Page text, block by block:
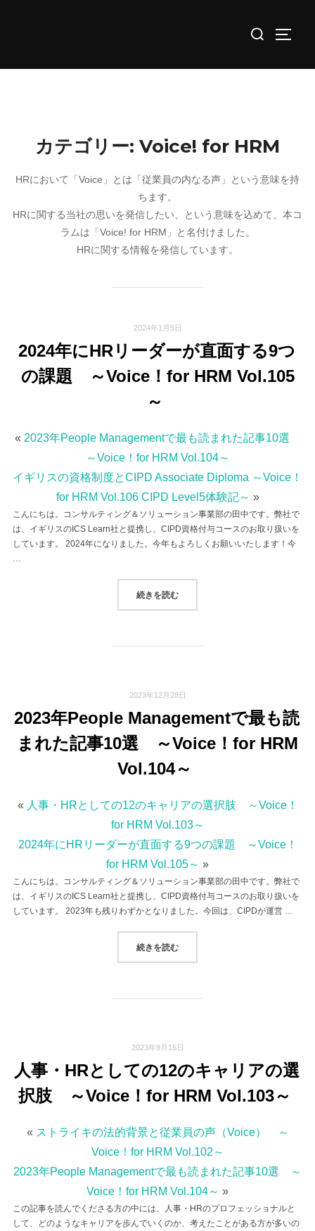
ン
索
カテゴリー: Voice! for HRM
HRにおいて「Voice」とは「従業員の内なる声」という意味を持
ちます。
HRに関する当社の思いを発信したい、という意味を込めて、本コ
ラムは「Voice! for HRM」と名付けました。
HRに関する情報を発信しています。
2024年1月5日
2024年にHRリーダーが直面する9つ
の課題 ～Voice！for HRM Vol.105
～
« 2023年People Managementで最も読まれた記事10選
～Voice！for HRM Vol.104～
イギリスの資格制度とCIPD Associate Diploma ～Voice！
for HRM Vol.106 CIPD Level5体験記～ »
こんにちは。コンサルティング＆ソリューション事業部の田中です。弊社で
は、イギリスのICS Learn社と提携し、CIPD資格付与コースのお取り扱いを
しています。 2024年になりました。今年もよろしくお願いいたします！今
…
続きを読む“2024年にHRリーダーが直面す
2023年12月28日
2023年People Managementで最も読
まれた記事10選 ～Voice！for HRM
Vol.104～
« 人事・HRとしての12のキャリアの選択肢 ～Voice！
for HRM Vol.103～
2024年にHRリーダーが直面する9つの課題 ～Voice！
for HRM Vol.105～ »
こんにちは。コンサルティング＆ソリューション事業部の田中です。弊社で
は、イギリスのICS Learn社と提携し、CIPD資格付与コースのお取り扱いを
しています。 2023年も残りわずかとなりました。今回は、CIPDが運営 …
続きを読む“2023年PEOPLE
2023年9月15日
人事・HRとしての12のキャリアの選
択肢 ～Voice！for HRM Vol.103～
« ストライキの法的背景と従業員の声（Voice） ～
Voice！for HRM Vol.102～
2023年People Managementで最も読まれた記事10選 ～
Voice！for HRM Vol.104～ »
この記事を読んでくださる方の中には、人事・HRのプロフェッショナルと
して、どのようなキャリアを歩んでいくのか、考えたことがある方が多いの